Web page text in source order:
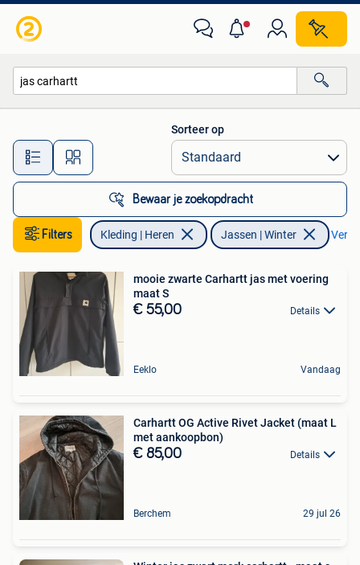
Alle afstanden…
Sorteer op
Bewaar je zoekopdracht
Filters Kleding | Heren Jassen | Winter
mooie zwarte Carhartt jas met voering
maat S
€ 55,00 Details
Eeklo Vandaag
Carhartt OG Active Rivet Jacket (maat L
met aankoopbon)
€ 85,00 Details
Berchem 29 jul 26